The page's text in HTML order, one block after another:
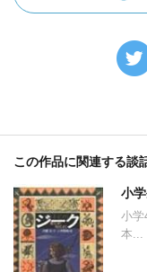
この作品に関連する談
小
小学
本...